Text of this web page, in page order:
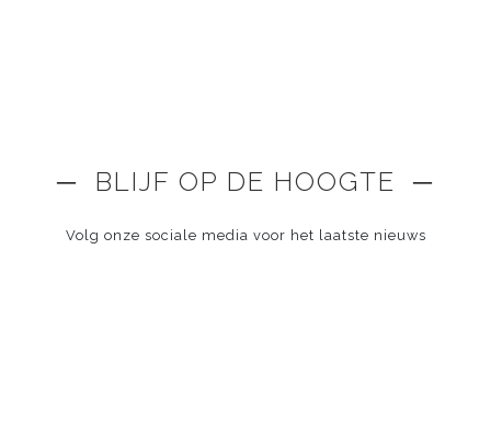
─ BLIJF OP DE HOOGTE ─
Volg onze sociale media voor het laatste nieuws